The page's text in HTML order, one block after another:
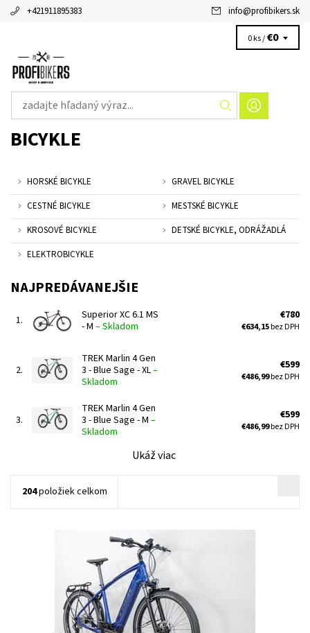
+421911895383 info@profibikers.sk
0 ks /€0
BICYKLE
HORSKÉ BICYKLE
GRAVEL BICYKLE
CESTNÉ BICYKLE
MESTSKÉ BICYKLE
KROSOVÉ BICYKLE
DETSKÉ BICYKLE, ODRÁŽADLÁ
ELEKTROBICYKLE
NAJPREDÁVANEJŠIE
1.
Superior XC 6.1 MS
- M –Skladom
€780
€634,15bez DPH
2.
TREK Marlin 4 Gen
3 - Blue Sage - XL–
Skladom
€599
€486,99bez DPH
3.
TREK Marlin 4 Gen
3 - Blue Sage - M –
Skladom
€599
€486,99bez DPH
Ukáž viac
204položiek celkom
Allant+ 7 je ocenený e-bicykel vyrobený pre jazdcov a
dochádzajúcich, ktorí chcú štýlový a odolný e-bicykel s ďalšími
výhodami odpruženej vidlice na vyhladenie cesty. Vďaka...
Dostupnosť:
Skladom